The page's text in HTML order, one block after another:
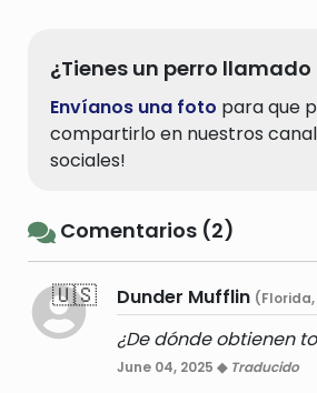
¿Tienes un perro llamado
Envíanos una foto para que
compartirlo en nuestros
sociales!
Comentarios (2)
🇺🇸 Dunder Mufflin
¿De dónde obtienen
June 04, 2025 ◆ Traducido